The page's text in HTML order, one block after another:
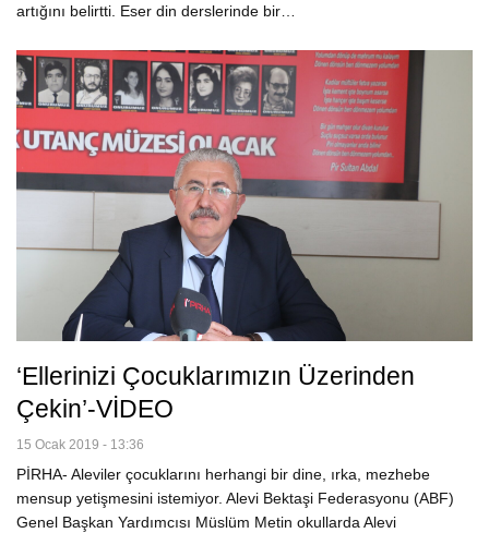
artığını belirtti. Eser din derslerinde bir…
‘Ellerinizi Çocuklarımızın Üzerinden
Çekin’-VİDEO
15 Ocak 2019 - 13:36
PİRHA- Aleviler çocuklarını herhangi bir dine, ırka, mezhebe
mensup yetişmesini istemiyor. Alevi Bektaşi Federasyonu (ABF)
Genel Başkan Yardımcısı Müslüm Metin okullarda Alevi